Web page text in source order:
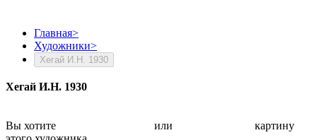
Главная>
Художники>
Хегай И.Н. 1930
Хегай И.Н. 1930
Вы хотите или
картину